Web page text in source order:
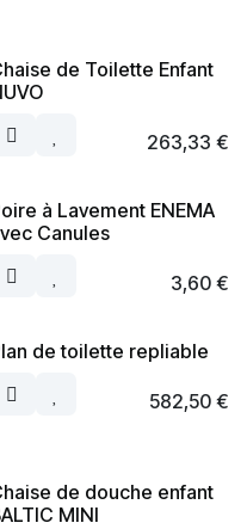
de Toilette Enfant
263,33 €
à Lavement ENEMA
Canules
3,60€
de toilette repliable
582,50€
de douche enfant
MINI